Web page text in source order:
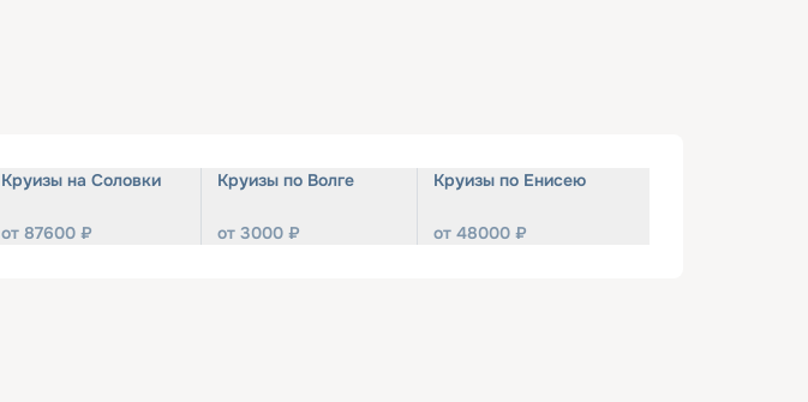
Круизы на Соловки
от 87600 ₽
Круизы по Волге
от 3000 ₽
Круизы по Енисею
от 48000 ₽